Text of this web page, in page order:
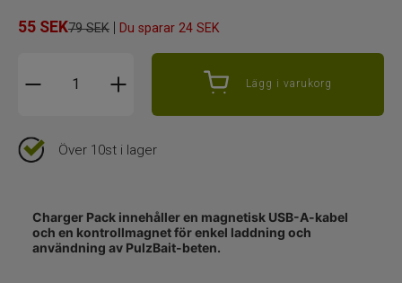
55 SEK79 SEK | Du sparar 24 SEK
Lägg i varukorg
Över 10st i lager
Charger Pack innehåller en magnetisk USB-A-kabel
och en kontrollmagnet för enkel laddning och
användning av PulzBait-beten.